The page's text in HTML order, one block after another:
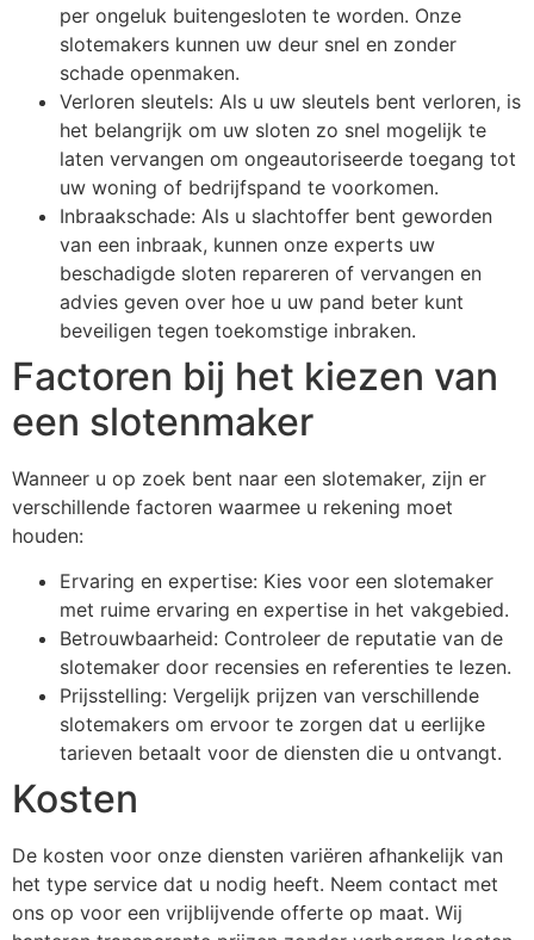
per ongeluk buitengesloten te worden. Onze
slotemakers kunnen uw deur snel en zonder
schade openmaken.
Verloren sleutels: Als u uw sleutels bent verloren, is
het belangrijk om uw sloten zo snel mogelijk te
laten vervangen om ongeautoriseerde toegang tot
uw woning of bedrijfspand te voorkomen.
Inbraakschade: Als u slachtoffer bent geworden
van een inbraak, kunnen onze experts uw
beschadigde sloten repareren of vervangen en
advies geven over hoe u uw pand beter kunt
beveiligen tegen toekomstige inbraken.
Factoren bij het kiezen van
een slotenmaker
Wanneer u op zoek bent naar een slotemaker, zijn er
verschillende factoren waarmee u rekening moet
houden:
Ervaring en expertise: Kies voor een slotemaker
met ruime ervaring en expertise in het vakgebied.
Betrouwbaarheid: Controleer de reputatie van de
slotemaker door recensies en referenties te lezen.
Prijsstelling: Vergelijk prijzen van verschillende
slotemakers om ervoor te zorgen dat u eerlijke
tarieven betaalt voor de diensten die u ontvangt.
Kosten
De kosten voor onze diensten variëren afhankelijk van
het type service dat u nodig heeft. Neem contact met
ons op voor een vrijblijvende offerte op maat. Wij